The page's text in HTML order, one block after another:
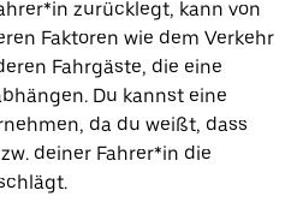
zurücklegt, kann von
Faktoren wie dem Verkehr
Fahrgäste, die eine
Du kannst eine
da du weißt, dass
deiner Fahrer*in die